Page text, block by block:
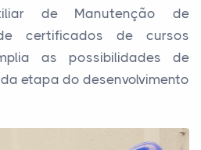
de Manutenção de
certificados de cursos
as possibilidades de
etapa do desenvolvimento